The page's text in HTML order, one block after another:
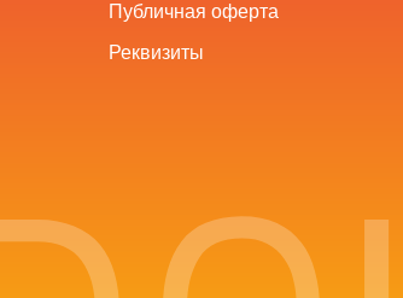
Публичная оферта
Реквизиты